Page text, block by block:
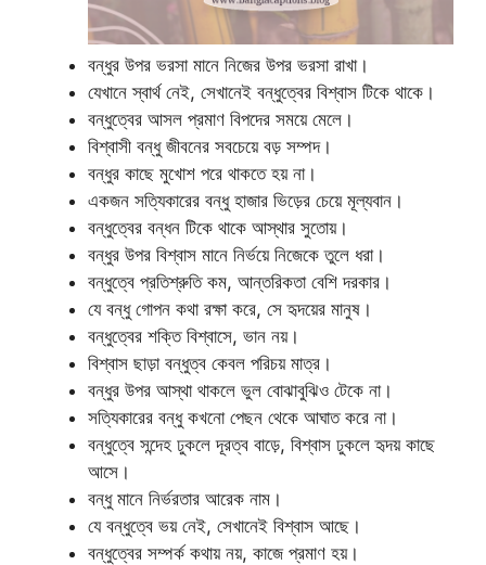
বন্ধুর উপর ভরসা মানে নিজের উপর ভরসা রাখা।
যেখানে স্বার্থ নেই, সেখানেই বন্ধুত্বের বিশ্বাস টিকে থাকে।
বন্ধুত্বের আসল প্রমাণ বিপদের সময়ে মেলে।
বিশ্বাসী বন্ধু জীবনের সবচেয়ে বড় সম্পদ।
বন্ধুর কাছে মুখোশ পরে থাকতে হয় না।
একজন সত্যিকারের বন্ধু হাজার ভিড়ের চেয়ে মূল্যবান।
বন্ধুত্বের বন্ধন টিকে থাকে আস্থার সুতোয়।
বন্ধুর উপর বিশ্বাস মানে নির্ভয়ে নিজেকে তুলে ধরা।
বন্ধুত্বে প্রতিশ্রুতি কম, আন্তরিকতা বেশি দরকার।
যে বন্ধু গোপন কথা রক্ষা করে, সে হৃদয়ের মানুষ।
বন্ধুত্বের শক্তি বিশ্বাসে, ভান নয়।
বিশ্বাস ছাড়া বন্ধুত্ব কেবল পরিচয় মাত্র।
বন্ধুর উপর আস্থা থাকলে ভুল বোঝাবুঝিও টেকে না।
সত্যিকারের বন্ধু কখনো পেছন থেকে আঘাত করে না।
বন্ধুত্বে সন্দেহ ঢুকলে দূরত্ব বাড়ে, বিশ্বাস ঢুকলে হৃদয় কাছে
আসে।
বন্ধু মানে নির্ভরতার আরেক নাম।
যে বন্ধুত্বে ভয় নেই, সেখানেই বিশ্বাস আছে।
বন্ধুত্বের সম্পর্ক কথায় নয়, কাজে প্রমাণ হয়।